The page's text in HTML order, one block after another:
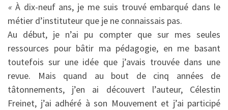
«À dix-neuf ans, je me suis trouvé embarqué dans le
métier d’instituteur que je ne connaissais pas.
Au début, je n’ai pu compter que sur mes seules
ressources pour bâtir ma pédagogie, en me basant
toutefois sur une idée que j’avais trouvée dans une
revue. Mais quand au bout de cinq années de
tâtonnements, j’en ai découvert l’auteur, Célestin
Freinet, j’ai adhéré à son Mouvement et j’ai participé